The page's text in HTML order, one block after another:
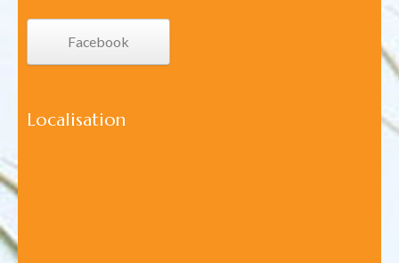
Facebook
Localisation